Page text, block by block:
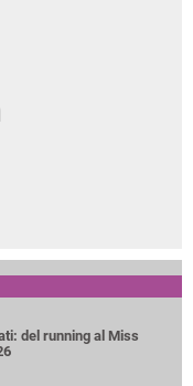
del running al Miss